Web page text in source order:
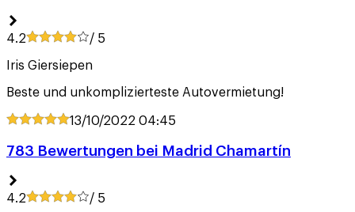
4.2 / 5
Iris Giersiepen
Beste und unkomplizierteste Autovermietung!
13/10/2022 04:45
783 Bewertungen bei Madrid Chamartín
4.2 / 5